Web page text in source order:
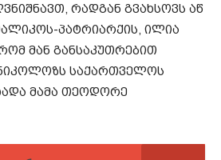
რადგან გვახსოვს აწ
პატრიარქის, ილია
მან განსაკუთრებით
საქართველოს
მამა თეოდორე